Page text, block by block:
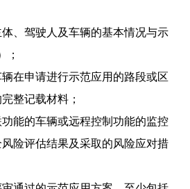
驾驶人及车辆的基本情况与示
；
申请进行示范应用的路段或区
整记载材料；
的车辆或远程控制功能的监控
险评估结果及采取的风险应对措